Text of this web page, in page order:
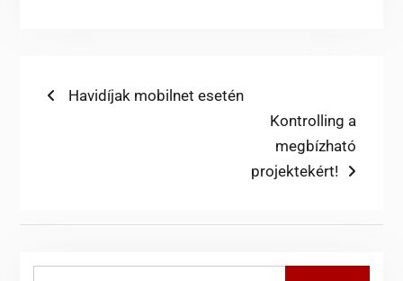
Bejegyzés
Previous
Havidíjak mobilnet esetén
Next
post:
Kontrolling a
megbízható
projektekért!